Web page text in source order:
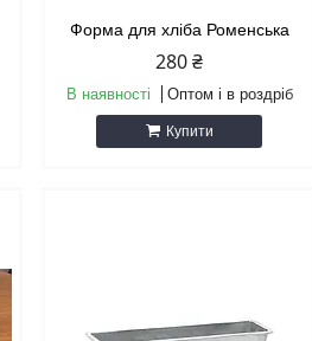
Форма для хліба Роменська
280 ₴
В наявності Оптом і в роздріб
Купити